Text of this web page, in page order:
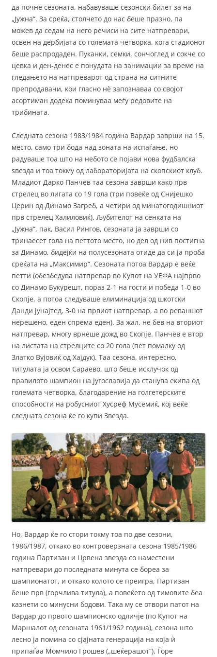
да почне сезоната, набавуваше сезонски билет за на
„Јужна“. За среќа, столчето до нас беше празно, па
можев да седам на него речиси на сите натпревари,
освен на дербијата со големата четворка, кога стадионот
беше распродаден. Пуканки, семки, сончоглед и сокче со
цевка и ден-денес е понудата на занимации за време на
гледањето на натпреварот од страна на ситните
препродавачи, кои гласно нѐ запознаваа со својот
асортиман додека поминуваа меѓу редовите на
трибината.
Следната сезона 1983/1984 година Вардар заврши на 15.
место, само три бода над зоната на испаѓање, но
радуваше тоа што на небото се појави нова фудбалска
ѕвезда и тоа токму од лабораторијата на скопскиот клуб.
Младиот Дарко Панчев таа сезона заврши како прв
стрелец во лигата со 19 гола (три повеќе од Снијешко
Церин од Динамо Загреб, а четири од минатогодишниот
прв стрелец Халиловиќ). Љубителот на сенката на
„Јужна“, пак, Васил Рингов, сезоната ја заврши со
тринаесет гола на петтото место, но дел од нив постигна
за Динамо, бидејќи на полусезоната отиде да си ја проба
среќата на „Максимир“. Сезоната потоа Вардар е веќе
петти (обезбедува натпревар во Купот на УЕФА најпрво
со Динамо Букурешт, пораз 2-1 на гости и победа 1-0 во
Скопје, а потоа следуваше елиминација од шкотски
Данди јунајтед, 3-0 на првиот натпревар, а во реваншот
нерешено, еден спрема еден). За жал, не бев на вториот
натпревар, многу врнеше дожд во Скопје. Панчев е втор
на листата на стрелците со 20 гола (пет помалку од
Златко Вујовиќ од Хајдук). Таа сезона, интересно,
титулата ја освои Сараево, што беше исклучок од
правилото шампион на Југославија да станува екипа од
големата четворка, благодарение на голгетерските
способности на робусниот Хусреф Мусемиќ, кој веќе
следната сезона ќе го купи Звезда.
Но, Вардар ќе го стори токму тоа по две сезони,
1986/1987, откако во контроверзната сезона 1985/1986
година Партизан и Црвена звезда со наместени
натпревари до последната минута се бореа за
шампионатот, и откако колото се преигра, Партизан
беше прв (горчлива титула), а повеќето од тимовите беа
казнети со минусни бодови. Така му се отвори патот на
Вардар до првото шампионско одличје (по Купот на
Маршалот од сезоната 1961/1962 година), сезона што
лесно ја помина со сјајната генерација на која ѝ
припаѓаа Момчило Грошев („шеќерашот“), Ѓоре